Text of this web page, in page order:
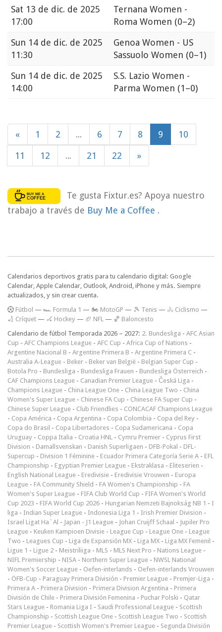
Sat 13 de dic. de 2025
17:00
Ternana Women -
Roma Women (0–2)
Sun 14 de dic. de 2025
11:30
Genoa Women - US
Sassuolo Women (0–1)
Sun 14 de dic. de 2025
14:00
S.S. Lazio Women -
Parma Women (1–0)
« 1 2 ... 6 7 8 9 10
11 12 ... 21 22 »
Te gusta Fixtur.es? Apoya nuestro
trabajo a través de Buy Me a Coffee .
Calendarios deportivos gratis para tu calendario digital: Google
Calendar, Apple Calendar, Outlook, Android, iPhone y más. Siempre
actualizados, y sin crear cuenta.
Fútbol — 🏎️ Formula 1 — 🏍 MotoGP — 🎾 Tenis — 🚴 Ciclismo —
🏏 Críquet — 🏑 Hockey — 🏈 NFL — 🏀 Baloncesto
Calendario de fútbol Temporada 2026 – 2027: 2. Bundesliga - AFC Asian
Cup - AFC Champions League - AFC Cup - Africa Cup of Nations -
Argentine Nacional B - Argentine Primera B - Argentine Primera C -
Australia A-League - Beker - Beker van België - Belgian Super Cup -
Botola Pro - Bundesliga - Bundesliga Frauen - Bundesliga Österreich -
CAF Champions League - Canadian Premier League - Česká Liga -
Champions League - China League One - China League Two - China
Women's Super League - Chinese FA Cup - Chinese FA Super Cup -
Chinese Super League - Club Friendlies - CONCACAF Champions League
- Copa América - Copa Argentina - Copa Colombia - Copa del Rey -
Copa do Brasil - Copa Libertadores - Copa Sudamericana - Copa
Uruguay - Coppa Italia - Croatia HNL - Cymru Premier - Cyprus First
Division - Damallsvenskan - Danish Superligaen - DFB-Pokal - DFL-
Supercup - Division 1 Féminine - Ecuador Primera Categoría Serie A - EFL
Championship - Egyptian Premier League - Ekstraklasa - Eliteserien -
English National League - Eredivisie - Eredivisie Vrouwen - Europa
League - FA Community Shield - FA Women's Championship - FA
Women's Super League - FIFA Club World Cup - FIFA Women's World
Cup 2023 - FIFA World Cup 2026 - Hungarian Nemzeti Bajnokság NB 1 - I
liga - Indian Super League - Indonesia Liga 1 - Irish Premier Division -
Israel Ligat Ha`Al - Japan - J1 League - Johan Cruijff Schaal - Jupiler Pro
League - Keuken Kampioen Divisie - League Cup - League One - League
Two - Leagues Cup - Liga de Expansión MX - Liga MX - Liga MX Femenil -
Ligue 1 - Ligue 2 - Meistriliiga - MLS - MLS Next Pro - Nations League -
NIFL Premiership - NISA - Northern Super League - NWSL National
Women's Soccer League - Oefen-interlands - Oefen-interlands Vrouwen
- ÖFB-Cup - Paraguay Primera División - Premier League - Premjer-Liga -
Primera A - Primera Division - Primera Division Argentina - Primera
División de Chile - Primera División Femenina - Puchar Polski - Qatar
Stars League - Romania Liga I - Saudi Professional League - Scottish
Championship - Scottish League One - Scottish League Two - Scottish
Premier League - Scottish Women's Premier League - Segunda División